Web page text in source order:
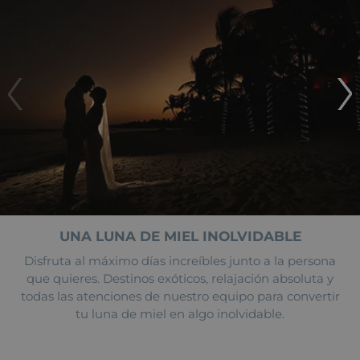
UNA LUNA DE MIEL INOLVIDABLE
Disfruta al máximo días increíbles junto a la persona
que quieres. Destinos exóticos, relajación absoluta y
todas las atenciones de nuestro equipo para convertir
tu luna de miel en algo inolvidable.